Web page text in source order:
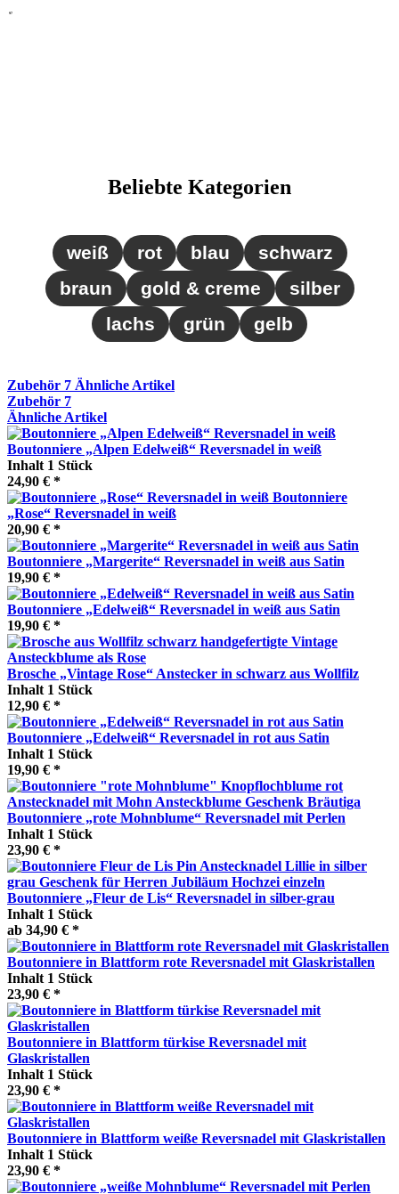
97
Beliebte Kategorien
weiß rot blau
schwarz
braun
gold & creme
silber
lachs
grün gelb
Zubehör 7 Ähnliche Artikel
Zubehör 7
Ähnliche Artikel
Boutonniere „Alpen Edelweiß“ Reversnadel in weiß
Inhalt 1 Stück
24,90 € *
Boutonniere
„Rose“ Reversnadel in weiß
20,90 € *
Boutonniere „Margerite“ Reversnadel in weiß aus Satin
19,90 € *
Boutonniere „Edelweiß“ Reversnadel in weiß aus Satin
19,90 € *
Brosche „Vintage Rose“ Anstecker in schwarz aus Wollfilz
Inhalt 1 Stück
12,90 € *
Boutonniere „Edelweiß“ Reversnadel in rot aus Satin
Inhalt 1 Stück
19,90 € *
Boutonniere „rote Mohnblume“ Reversnadel mit Perlen
Inhalt 1 Stück
23,90 € *
Boutonniere „Fleur de Lis“ Reversnadel in silber-grau
Inhalt 1 Stück
ab 34,90 € *
Boutonniere in Blattform rote Reversnadel mit Glaskristallen
Inhalt 1 Stück
23,90 € *
Boutonniere in Blattform türkise Reversnadel mit
Glaskristallen
Inhalt 1 Stück
23,90 € *
Boutonniere in Blattform weiße Reversnadel mit Glaskristallen
Inhalt 1 Stück
23,90 € *